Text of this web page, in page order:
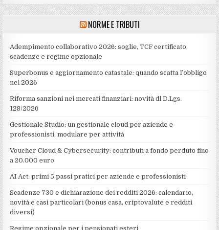
NORME E TRIBUTI
Adempimento collaborativo 2026: soglie, TCF certificato,
scadenze e regime opzionale
Superbonus e aggiornamento catastale: quando scatta l’obbligo
nel 2026
Riforma sanzioni nei mercati finanziari: novità dl D.Lgs.
128/2026
Gestionale Studio: un gestionale cloud per aziende e
professionisti, modulare per attività
Voucher Cloud & Cybersecurity: contributi a fondo perduto fino
a 20.000 euro
AI Act: primi 5 passi pratici per aziende e professionisti
Scadenze 730 e dichiarazione dei redditi 2026: calendario,
novità e casi particolari (bonus casa, criptovalute e redditi
diversi)
Regime opzionale per i pensionati esteri